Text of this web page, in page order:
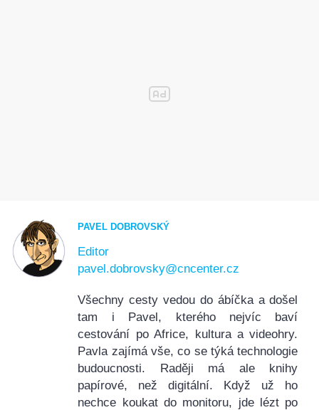
PAVEL DOBROVSKÝ
Editor
pavel.dobrovsky@cncenter.cz
Všechny cesty vedou do ábíčka a došel
tam i Pavel, kterého nejvíc baví
cestování po Africe, kultura a videohry.
Pavla zajímá vše, co se týká technologie
budoucnosti. Raději má ale knihy
papírové, než digitální. Když už ho
nechce koukat do monitoru, jde lézt po